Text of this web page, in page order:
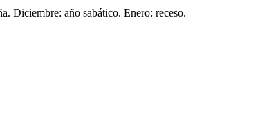
Diciembre: año sabático. Enero: receso.